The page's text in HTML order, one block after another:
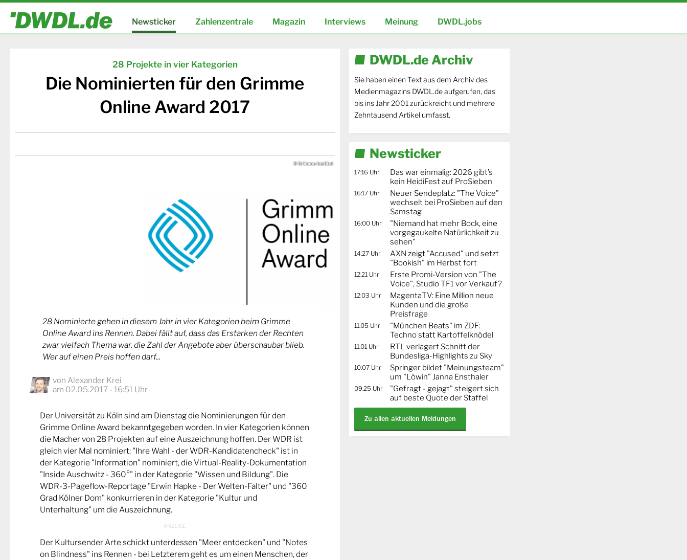
Newsticker Zahlenzentrale Magazin Interviews Meinung DWDL.jobs
28 Projekte in vier Kategorien
Die Nominierten für den Grimme
Online Award 2017
© Grimme-Institut
28 Nominierte gehen in diesem Jahr in vier Kategorien beim Grimme
Online Award ins Rennen. Dabei fällt auf, dass das Erstarken der Rechten
zwar vielfach Thema war, die Zahl der Angebote aber überschaubar blieb.
Wer auf einen Preis hoffen darf...
von Alexander Krei
am 02.05.2017 - 16:51 Uhr
Der Universität zu Köln sind am Dienstag die Nominierungen für den
Grimme Online Award bekanntgegeben worden. In vier Kategorien können
die Macher von 28 Projekten auf eine Auszeichnung hoffen. Der WDR ist
gleich vier Mal nominiert: "Ihre Wahl - der WDR-Kandidatencheck" ist in
der Kategorie "Information" nominiert, die Virtual-Reality-Dokumentation
"Inside Auschwitz - 360°" in der Kategorie "Wissen und Bildung". Die
WDR-3-Pageflow-Reportage "Erwin Hapke - Der Welten-Falter" und "360
Grad Kölner Dom" konkurrieren in der Kategorie "Kultur und
Unterhaltung" um die Auszeichnung.
Der Kultursender Arte schickt unterdessen "Meer entdecken" und "Notes
on Blindness" ins Rennen - bei Letzterem geht es um einen Menschen, der
DWDL.de Archiv
Sie haben einen Text aus dem Archiv des
Medienmagazins DWDL.de aufgerufen, das
bis ins Jahr 2001 zurückreicht und mehrere
Zehntausend Artikel umfasst.
Newsticker
17:16 Uhr
Das war einmalig: 2026 gibt’s
kein HeidiFest auf ProSieben
16:17 Uhr
Neuer Sendeplatz: "The Voice"
wechselt bei ProSieben auf den
Samstag
16:00 Uhr
"Niemand hat mehr Bock, eine
vorgegaukelte Natürlichkeit zu
sehen"
14:27 Uhr
AXN zeigt "Accused" und setzt
"Bookish" im Herbst fort
12:21 Uhr
Erste Promi-Version von "The
Voice", Studio TF1 vor Verkauf?
12:03 Uhr
MagentaTV: Eine Million neue
Kunden und die große
Preisfrage
11:05 Uhr
"München Beats" im ZDF:
Techno statt Kartoffelknödel
11:01 Uhr
RTL verlagert Schnitt der
Bundesliga-Highlights zu Sky
10:07 Uhr
Springer bildet "Meinungsteam"
um "Löwin" Janna Ensthaler
09:25 Uhr
"Gefragt - gejagt" steigert sich
auf beste Quote der Staffel
Zu allen aktuellen Meldungen